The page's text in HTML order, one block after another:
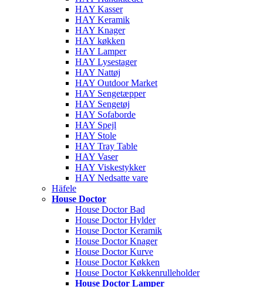
HAY Kasser
HAY Keramik
HAY Knager
HAY køkken
HAY Lamper
HAY Lysestager
HAY Nattøj
HAY Outdoor Market
HAY Sengetæpper
HAY Sengetøj
HAY Sofaborde
HAY Spejl
HAY Stole
HAY Tray Table
HAY Vaser
HAY Viskestykker
HAY Nedsatte vare
Häfele
House Doctor
House Doctor Bad
House Doctor Hylder
House Doctor Keramik
House Doctor Knager
House Doctor Kurve
House Doctor Køkken
House Doctor Køkkenrulleholder
House Doctor Lamper